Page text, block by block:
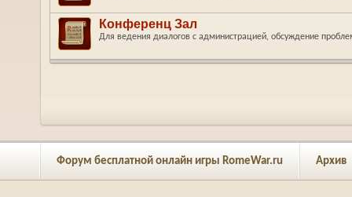
Конференц Зал
Для ведения диалогов с администрацией, обсуждение
Форум бесплатной онлайн игры RomeWar.ru Архив